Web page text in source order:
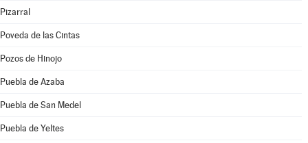
Pizarral
Poveda de las Cintas
Pozos de Hinojo
Puebla de Azaba
Puebla de San Medel
Puebla de Yeltes